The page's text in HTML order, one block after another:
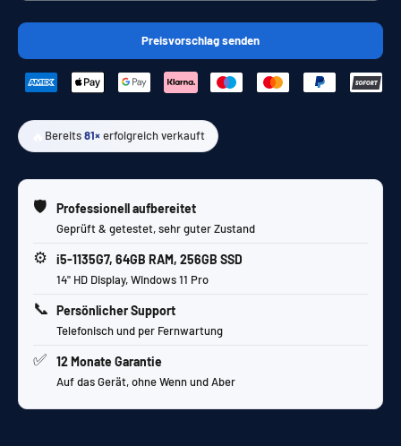
Preisvorschlag senden
Bereits81×erfolgreich verkauft
🛡️ Professionell aufbereitet
Geprüft & getestet, sehr guter Zustand
⚙️ i5-1135G7, 64GB RAM, 256GB SSD
14" HD Display, Windows 11 Pro
📞 Persönlicher Support
Telefonisch und per Fernwartung
✅ 12 Monate Garantie
Auf das Gerät, ohne Wenn und Aber